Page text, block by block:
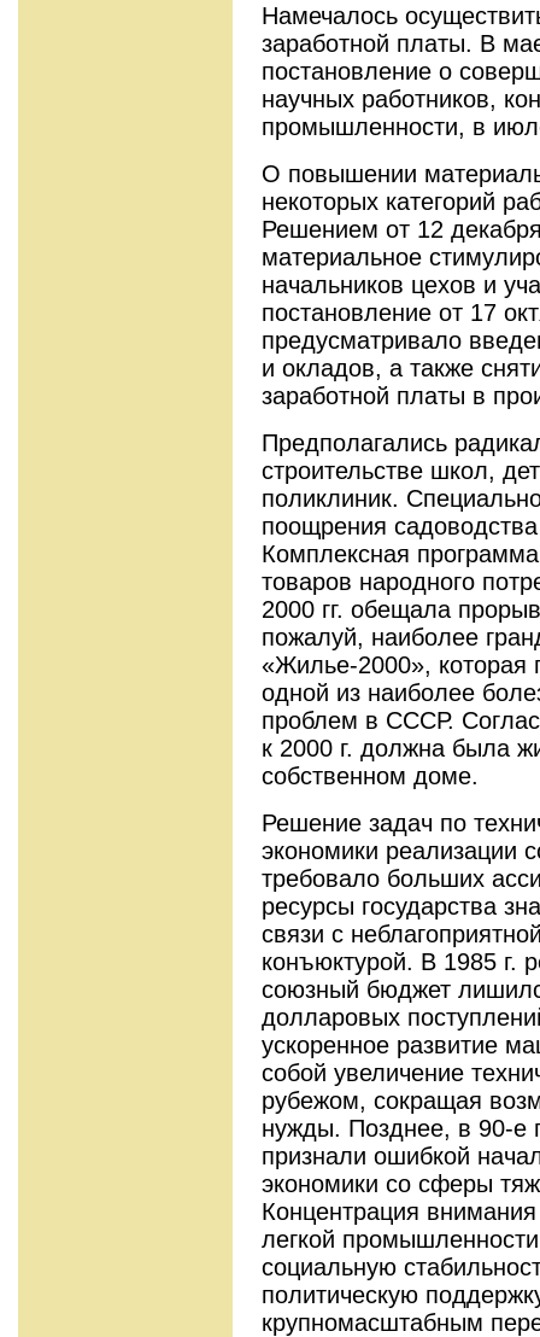
Намечалось
заработной платы. В
постановление о
научных работников,
промышленности, в
О повышении
некоторых категорий
Решением от 12
материальное
начальников цехов и
постановление от 17
предусматривало
и окладов, а также
заработной платы в
Предполагались
строительстве школ,
поликлиник.
поощрения
Комплексная
товаров народного
2000 гг. обещала
пожалуй, наиболее
«Жилье-2000», которая
одной из наиболее
проблем в СССР.
к 2000 г. должна была
собственном доме.
Решение задач по
экономики реализации
требовало больших
ресурсы государства
связи с
конъюктурой. В 1985 г.
союзный бюджет
долларовых
ускоренное развитие
собой увеличение
рубежом, сокращая
нужды. Позднее, в 90-е
признали ошибкой
экономики со сферы
Концентрация
легкой
социальную
политическую
крупномасштабным